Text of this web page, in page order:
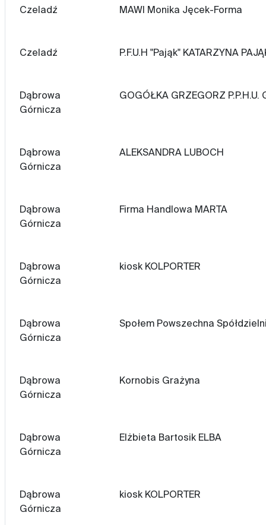
Czeladź MAWI Monika Jęcek-Forma
Czeladź P.F.U.H "Pająk" KATARZYNA
Dąbrowa
Górnicza
GOGÓŁKA GRZEGORZ P.P.H.U.
Dąbrowa
Górnicza
ALEKSANDRA LUBOCH
Dąbrowa
Górnicza
Firma Handlowa MARTA
Dąbrowa
Górnicza
kiosk KOLPORTER
Dąbrowa
Górnicza
Społem Powszechna
Dąbrowa
Górnicza
Kornobis Grażyna
Dąbrowa
Górnicza
Elżbieta Bartosik ELBA
Dąbrowa
Górnicza
kiosk KOLPORTER